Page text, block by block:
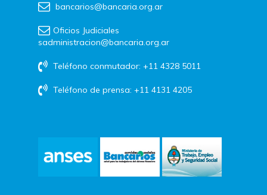
bancarios@bancaria.org.ar
Oficios Judiciales
sadministracion@bancaria.org.ar
Teléfono conmutador: +11 4328 5011
Teléfono de prensa: +11 4131 4205